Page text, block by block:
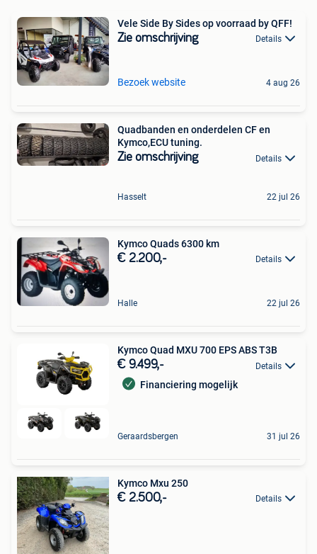
Vele Side By Sides op voorraad by QFF!
Zie omschrijving Details
Bezoek website 4 aug 26
Quadbanden en onderdelen CF en
Kymco,ECU tuning.
Zie omschrijving Details
Hasselt 22 jul 26
Kymco Quads 6300 km
€ 2.200,- Details
Halle 22 jul 26
Kymco Quad MXU 700 EPS ABS T3B
€ 9.499,- Details
Financiering mogelijk
Geraardsbergen 31 jul 26
Kymco Mxu 250
€ 2.500,- Details